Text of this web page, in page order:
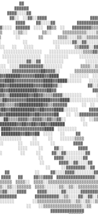
▓▓
▓▓▓▓▓▓
▓▓░░  ░░▓▓░░▓▓▓▓
▓▓▓▓      ▓▓░░░░▓▓
▓▓▓▓▓▓  ░░░░  ▓▓▒▒  ░░
░░▒▒░░        ▒▒░░
░░          ▒▒
░░
░░    ░░    ░░░░            ░░
░░░░░░░░░░░░░░░░
░░░░░░░░░░░░░░░░  ░░░░░░░░░░
░░░░░░░░▓▓░░▓▓  ░░░░░░░░
░░░░▓▓▓▓▓▓▓▓▓▓░░░░░░░░
██▓▓██████▓▓▓▓▓▓████▓▓████
░░
██▓▓██▓▓██████████▓▓██▓▓▓▓████░░░░░░
████▓▓██████████▓▓██▓▓▓▓▓▓██    ░░
░░██▒▒▒▒▓▓▓▓▒▒▓▓▓▓▒▒▓▓▒▒▓▓░░
░░░░░░████▓▓▓▓▓▓▓▓▓▓▓▓▓▓████
████████▓▓██▓▓██  ░░░░    ░░
░░░░░░░░░░      ░░      ░░
░░        ░░    ░░░░      ░░
░░          ░░░░      ░░      ▓▓░░
░░          ░░      ░░
░░
░░
░░
▓▓              ░░
▓▓▓▓    ▓▓      ▓▓▒▒▓▓▓▓
▒▒▒▒░░
░░  ░░░░░░
░░